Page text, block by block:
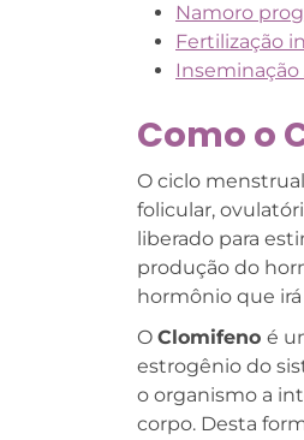
Namoro
Fertilização
Inseminação
Como o
O ciclo
folicular,
liberado para
produção do
hormônio que
O Clomifeno é
estrogênio do
o organismo a
corpo. Desta